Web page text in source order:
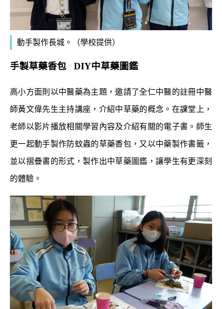
動手製作長城。（學校提供）
手製草藥香包 DIY中草藥圖鑑
高小方面則以中醫藥為主題，邀請了全仁中醫的註冊中醫
師黃文偉先生主持講座，介紹中草藥的概念。在課堂上，
老師以影片播放相關學習內容及介紹有關的電子書。師生
更一起動手製作防蚊蟲的草藥香包，又以中藥製作書籤，
並以摺疊書的形式，製作出中草藥圖鑑，讓學生有更深刻
的體驗。